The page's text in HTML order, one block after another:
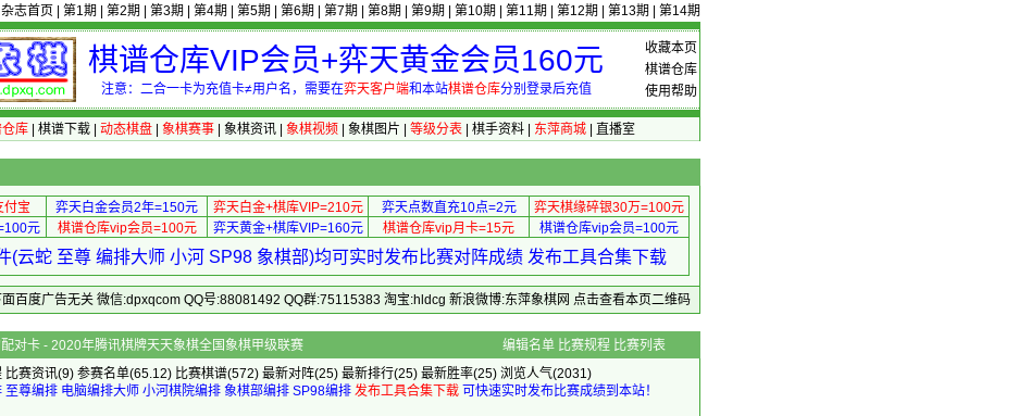
杂志首页 第1期 第2期 第3期 第4期 第5期 第6期 第7期 第8期 第9期 第10期 第11期 第12期 第13期 第14期
收藏本页
棋谱仓库
使用帮助
棋谱仓库VIP会员+弈天黄金会员160元
注意：二合一卡为充值卡≠用户名，需要在弈天客户端和本站棋谱仓库分别登录后充值
库| 棋谱下载| 动态棋盘| 象棋赛事| 象棋资讯| 象棋视频 象棋图片 等级分表| 棋手资料| 东萍商城| 直播室
付宝 弈天白金会员2年=150元 弈天白金+棋库VIP=210元 弈天点数直充10点=2元
弈天棋缘碎银30万=100元
元
棋谱仓库vip会员=100元 弈天黄金+棋库VIP=160元 棋谱仓库vip月卡=15元 棋谱仓库vip会员=100元
(云蛇 至尊 编排大师 小河 SP98 象棋部)均可实时发布比赛对阵成绩 发布工具合集下载
百度广告无关 微信:dpxqcom QQ号:88081492 QQ群:75115383 淘宝:hldcg 新浪微博:东萍象棋网 点击查看本页二维码
体]的配对卡 - 2020年腾讯棋牌天天象棋全国象棋甲级联赛 编辑名单 比赛规程 比赛列表
比赛资讯(9) 参赛名单(65.12) 比赛棋谱(572) 最新对阵(25) 最新排行(25) 最新胜率(25) 浏览人气(2031)
至尊编排 电脑编排大师 小河棋院编排 象棋部编排 SP98编排 发布工具合集下载 可快速实时发布比赛成绩到本站！